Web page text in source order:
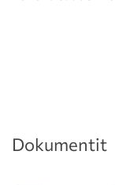
Dokumentit